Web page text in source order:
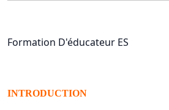
Formation D'éducateur ES
INTRODUCTION